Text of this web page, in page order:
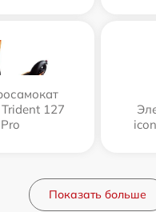
127
Pro
Показать больше